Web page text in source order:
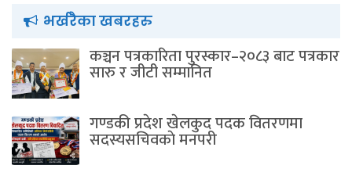
भर्खरैका खबरहरु
कञ्चन पत्रकारिता पुरस्कार–२०८३ बाट पत्रकार
सारु र जीटी सम्मानित
गण्डकी प्रदेश खेलकुद पदक वितरणमा
सदस्यसचिवकाे मनपरी